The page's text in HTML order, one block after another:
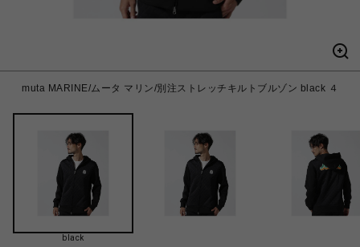
muta MARINE/ムータ マリン/別注ストレッチキルトブルゾン black ４
black